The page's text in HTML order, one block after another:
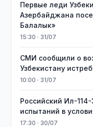
Первые леди
Азербайджана
Балалык»
15:30 · 31/07
СМИ сообщили о
Узбекистану
10:00 · 31/07
Российский Ил-
испытаний в
17:30 · 30/07